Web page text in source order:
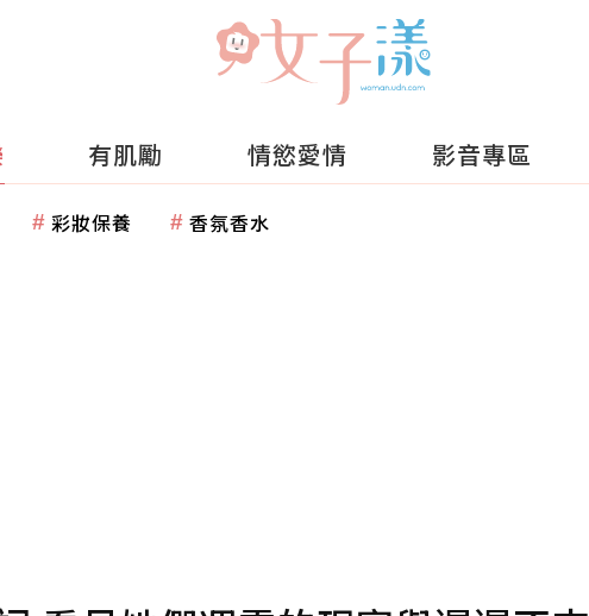
有肌勵 情慾愛情 影音專區
彩妝保養 香氛香水